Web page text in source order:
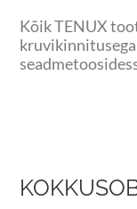
Kõik TENUX